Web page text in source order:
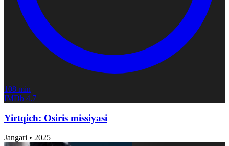
108 min
IMDb 4.7
Yirtqich: Osiris missiyasi
Jangari • 2025